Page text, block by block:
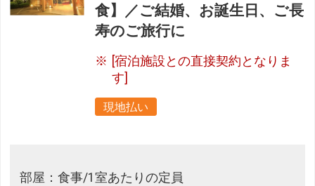
食】／ご結婚、お誕生日、ご長
寿のご旅行に
[宿泊施設との直接契約となりま
す]
現地払い
部屋：食事/1室あたりの定員